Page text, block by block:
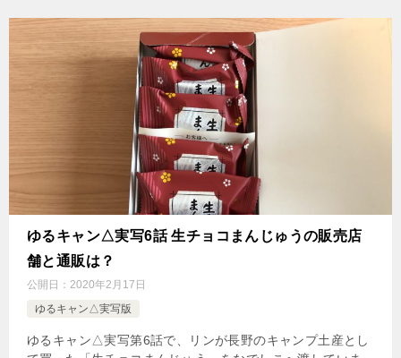
ゆるキャン△実写6話 生チョコまんじゅうの販売店
舗と通販は？
公開日： 2020年2月17日
ゆるキャン△実写版
ゆるキャン△実写第6話で、リンが長野のキャンプ土産とし